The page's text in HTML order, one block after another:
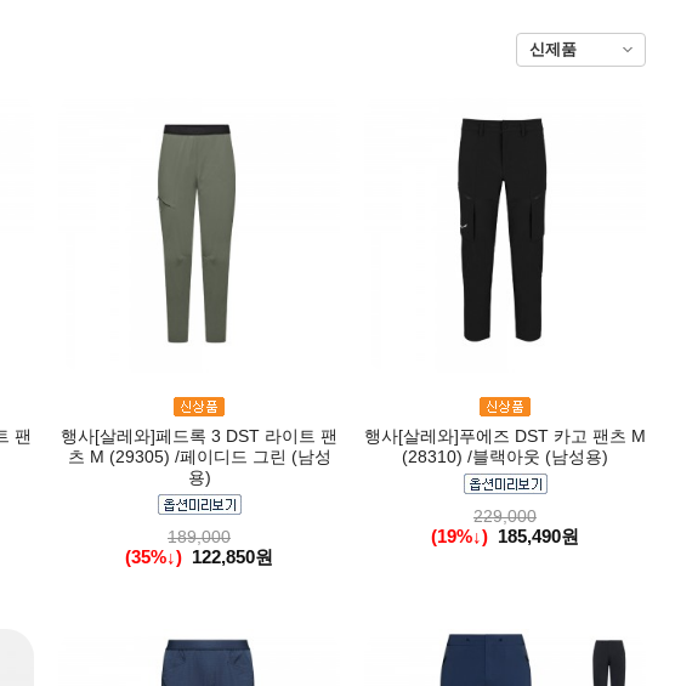
팬
행사[살레와]페드록 3 DST 라이트 팬
츠 M (29305) /페이디드 그린 (남성
용)
189,000
(35%↓) 122,850원
행사[살레와]푸에즈 DST 카고 팬츠 M
(28310) /블랙아웃 (남성용)
229,000
(19%↓) 185,490원